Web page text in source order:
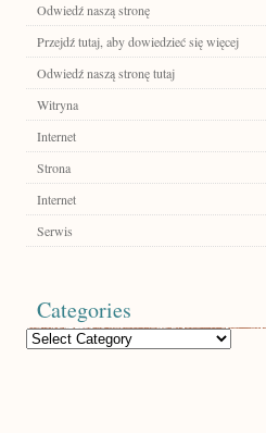
Odwiedź naszą stronę
Przejdź tutaj, aby dowiedzieć się więcej
Odwiedź naszą stronę tutaj
Witryna
Internet
Strona
Internet
Serwis
Categories
Categories